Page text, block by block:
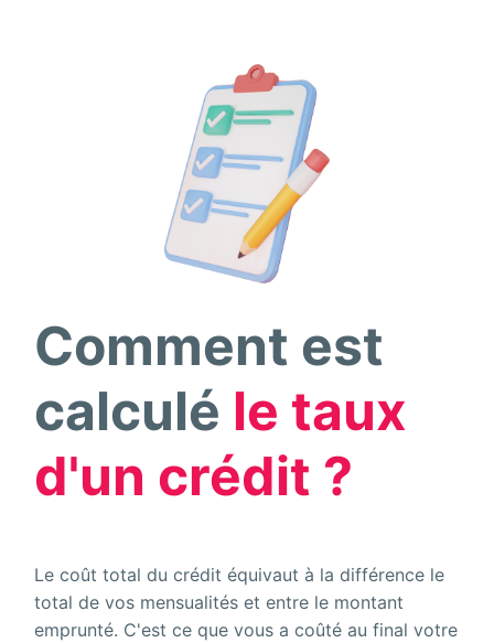
Comment est
calculé le taux
d'un crédit ?
Le coût total du crédit équivaut à la différence le
total de vos mensualités et entre le montant
emprunté. C'est ce que vous a coûté au final votre